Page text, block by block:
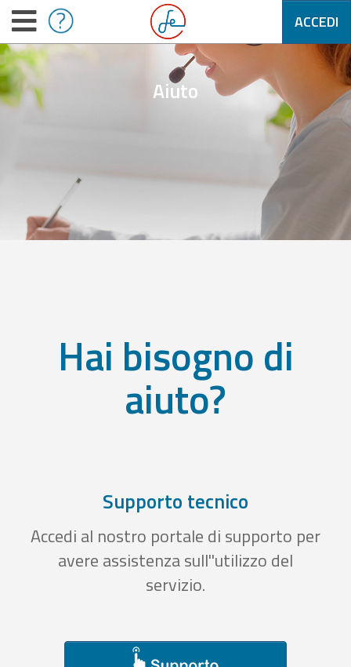
ACCEDI
Aiuto
Hai bisogno di
aiuto?
Supporto tecnico
Accedi al nostro portale di supporto per
avere assistenza sull''utilizzo del
servizio.